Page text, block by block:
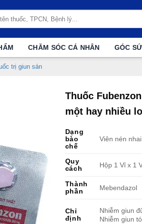
CHĂM SÓC CÁ NHÂN GÓC
trị giun sán
Thuốc
một hay nhiều
Dạng
bào
chế
Viên nén nhai
Quy
cách
Hộp 1 Vỉ x 1
Thành
phần
Mebendazol
Chỉ
định
Nhiễm giun
Nhiễm giun